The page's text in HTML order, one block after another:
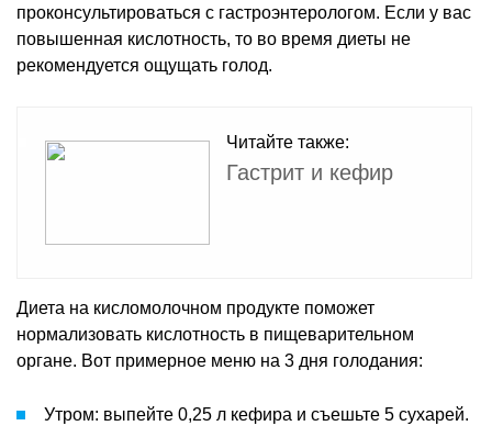
проконсультироваться с гастроэнтерологом. Если у вас
повышенная кислотность, то во время диеты не
рекомендуется ощущать голод.
Читайте также:
Гастрит и кефир
Диета на кисломолочном продукте поможет
нормализовать кислотность в пищеварительном
органе. Вот примерное меню на 3 дня голодания:
Утром: выпейте 0,25 л кефира и съешьте 5 сухарей.